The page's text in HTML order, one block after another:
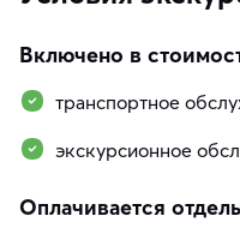
Включено в
транспортное
экскурсионное
Оплачивается